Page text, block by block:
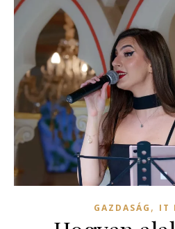
GAZDASÁG , IT